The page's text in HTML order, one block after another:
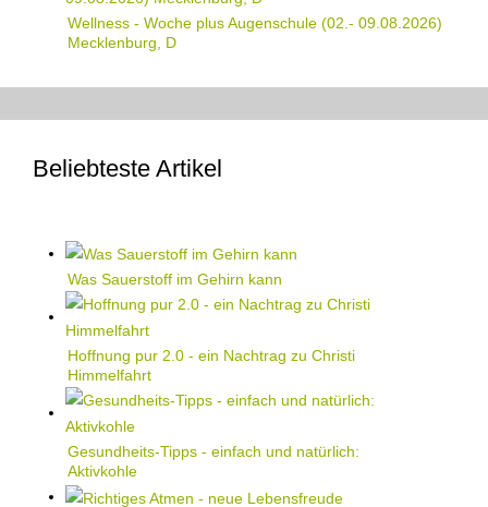
Wellness - Woche plus Augenschule (02.- 09.08.2026)
Mecklenburg, D
Beliebteste Artikel
Was Sauerstoff im Gehirn kann
Hoffnung pur 2.0 - ein Nachtrag zu Christi
Himmelfahrt
Gesundheits-Tipps - einfach und natürlich:
Aktivkohle